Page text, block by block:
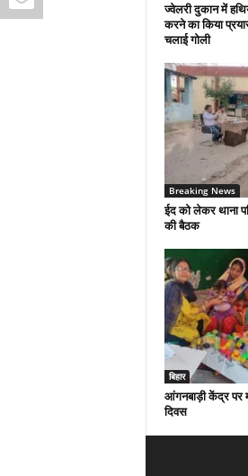
ज्वेलरी दुकान में
करने का किया
चलाई गोली
Breaking News
ईद को लेकर थाना
की बैठक
बिहार
आंगनबाड़ी केंद्र पर
दिवस